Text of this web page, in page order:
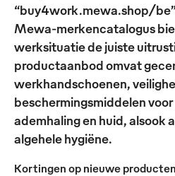
“buy4work.mewa.shop/
Mewa-merkencatalogus
werksituatie de juiste
productaanbod omvat
werkhandschoenen,
beschermingsmiddelen
ademhaling en huid, alsook
algehele hygiëne.
Kortingen op nieuwe